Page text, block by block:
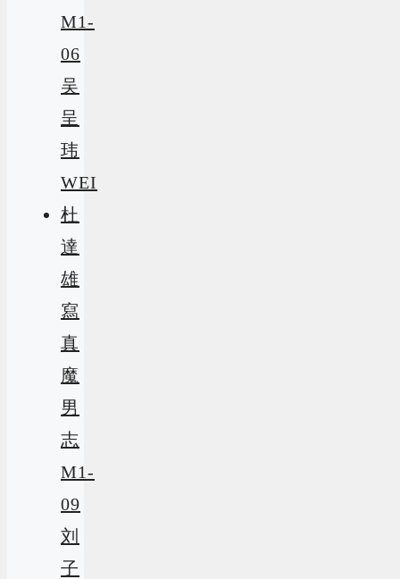
M1-
06
吴
呈
玮
WEI
杜
達
雄
寫
真
魔
男
志
M1-
09
刘
子